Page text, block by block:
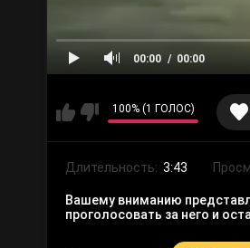
00:00 00:00
100% (1 ГОЛОС)
Длительность: 3:43
Вашему вниманию
проголосовать за него и